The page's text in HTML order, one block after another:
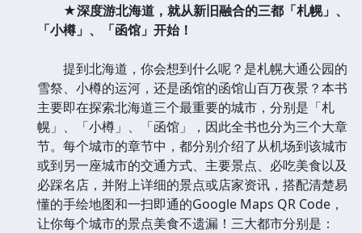
★深度游北海道，就从新旧融合的三都「札幌」、
「小樽」、「函馆」开始！
提到北海道，你会想到什么呢？是札幌大通公园的
雪祭、小樽的运河，还是函馆的函馆山百万夜景？本书
主要即在探索北海道三个最重要的城市，分别是「札
幌」、「小樽」、「函馆」，因此全书也分为三个大章
节。每个城市的章节中，都分别介绍了从机场到该城市
或到另一座城市的交通方式、主要景点、必吃美食以及
必踩名店，并附上详细的景点或店家资讯，搭配清楚易
懂的手绘地图和一扫即通的Google Maps QR Code，
让你每个城市的景点美食不遗漏！三大都市分别是：